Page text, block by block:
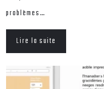
problèmes…
Lire la suite